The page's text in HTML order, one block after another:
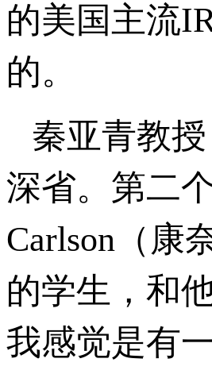
的美国主流
的。
秦亚青教
深省。第二
Carlson（康
的学生，和
我感觉是有